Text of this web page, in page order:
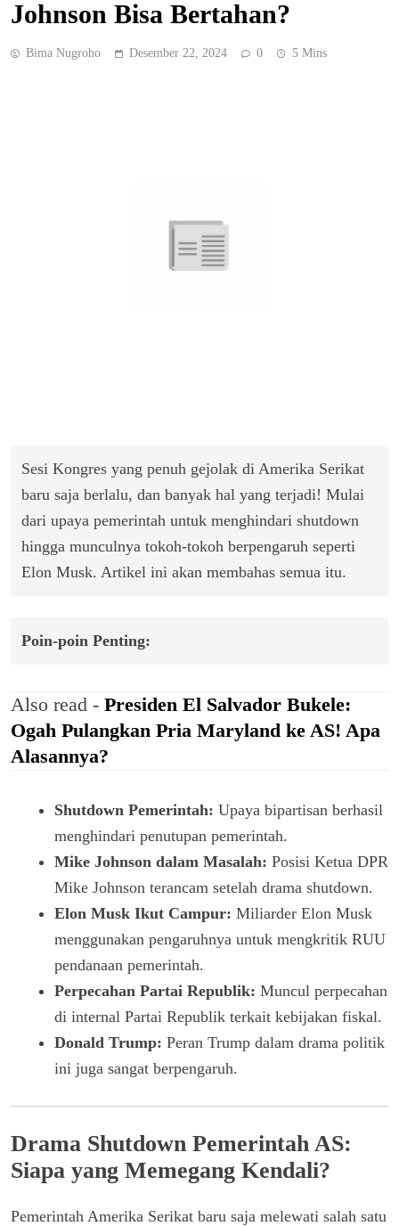
Johnson Bisa Bertahan?
Bima Nugroho Desember 22, 2024 0 5 Mins
Sesi Kongres yang penuh gejolak di Amerika Serikat
baru saja berlalu, dan banyak hal yang terjadi! Mulai
dari upaya pemerintah untuk menghindari shutdown
hingga munculnya tokoh-tokoh berpengaruh seperti
Elon Musk. Artikel ini akan membahas semua itu.
Poin-poin Penting:
Also read - Presiden El Salvador Bukele:
Ogah Pulangkan Pria Maryland ke AS! Apa
Alasannya?
Shutdown Pemerintah: Upaya bipartisan berhasil
menghindari penutupan pemerintah.
Mike Johnson dalam Masalah: Posisi Ketua DPR
Mike Johnson terancam setelah drama shutdown.
Elon Musk Ikut Campur: Miliarder Elon Musk
menggunakan pengaruhnya untuk mengkritik RUU
pendanaan pemerintah.
Perpecahan Partai Republik: Muncul perpecahan
di internal Partai Republik terkait kebijakan fiskal.
Donald Trump: Peran Trump dalam drama politik
ini juga sangat berpengaruh.
Drama Shutdown Pemerintah AS:
Siapa yang Memegang Kendali?
Pemerintah Amerika Serikat baru saja melewati salah satu